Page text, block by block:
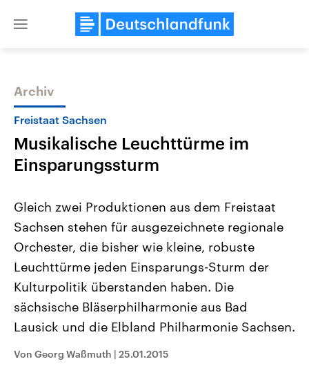
Close
Themen
Landtagswahl Sachsen-Anhalt
2026
Alle Informationen
Sachsen-Anhalt wählt am 6.
September 2026 einen neuen
Landtag. Seit 2021 wird das
Bundesland von einer Koalition aus
CDU, SPD und FDP regiert.-
Umfragen, Prognosen,
und Hintergründe zu den Parteien
und Kandidaten der anstehenden
USA
Aktuelle Beiträge,
Hintergründe
Wirtschaftlich und
gehören die Vereinigten
den mächtigsten Ländern
mit großem Einfluss auf
Sendungen Programm
Archiv
Freistaat Sachsen
Musikalische Leuchttürme im
Einsparungssturm
Gleich zwei Produktionen aus dem Freistaat
Sachsen stehen für ausgezeichnete regionale
Orchester, die bisher wie kleine, robuste
Leuchttürme jeden Einsparungs-Sturm der
Kulturpolitik überstanden haben. Die
sächsische Bläserphilharmonie aus Bad
Lausick und die Elbland Philharmonie Sachsen.
Von Georg Waßmuth | 25.01.2015